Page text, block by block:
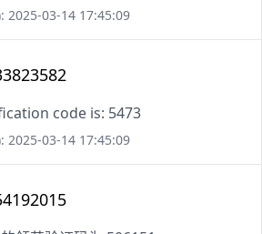
2025-03-14 17:45:09
code is: 5473
2025-03-14 17:45:09